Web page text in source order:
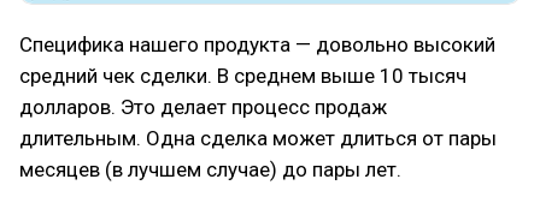
Специфика нашего продукта — довольно высокий
средний чек сделки. В среднем выше 10 тысяч
долларов. Это делает процесс продаж
длительным. Одна сделка может длиться от пары
месяцев (в лучшем случае) до пары лет.